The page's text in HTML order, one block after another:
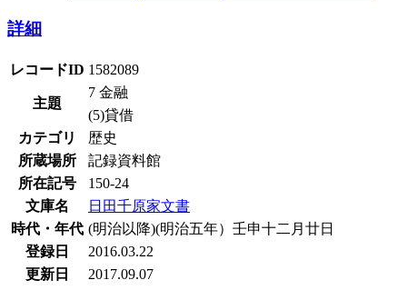
詳細
レコードID 1582089
主題
7 金融
(5)貸借
カテゴリ
歴史
所蔵場所
記録資料館
所在記号
150-24
文庫名
日田千原家文書
時代・年代 (明治以降)(明治五年）壬申十二月廿日
登録日
2016.03.22
更新日
2017.09.07